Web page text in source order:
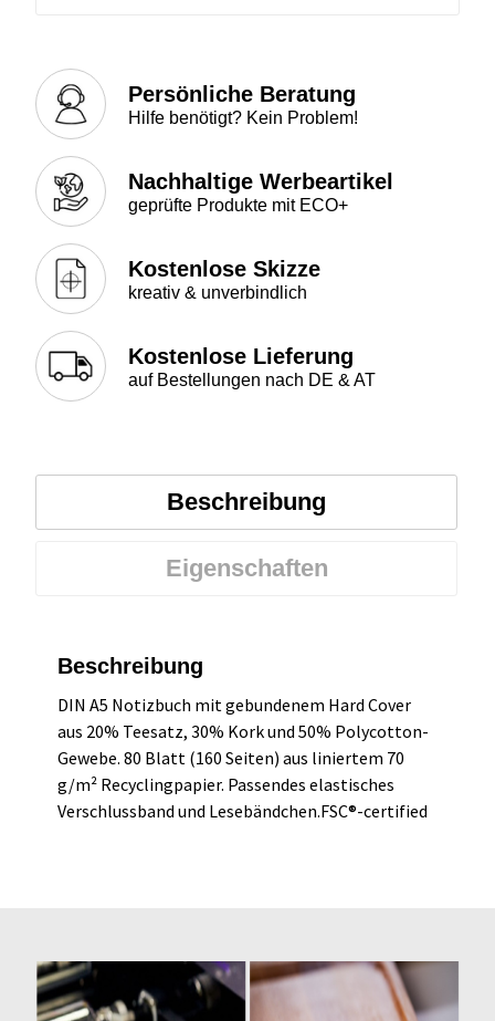
Persönliche Beratung
Hilfe benötigt? Kein Problem!
Nachhaltige Werbeartikel
geprüfte Produkte mit ECO+
Kostenlose Skizze
kreativ & unverbindlich
Kostenlose Lieferung
auf Bestellungen nach DE & AT
Beschreibung
Eigenschaften
Beschreibung
DIN A5 Notizbuch mit gebundenem Hard Cover
aus 20% Teesatz, 30% Kork und 50% Polycotton-
Gewebe. 80 Blatt (160 Seiten) aus liniertem 70
g/m² Recyclingpapier. Passendes elastisches
Verschlussband und Lesebändchen.FSC®-certified